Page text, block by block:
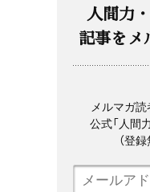
人間力
記事をメ
メルマガ
公式「人間
（登